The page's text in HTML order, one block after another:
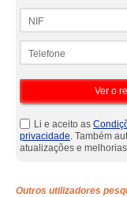
Li e aceito as
privacidade. Também
atualizações e
Outros utilizadores